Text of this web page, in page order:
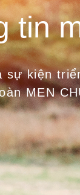
tin
sự kiện
MEN